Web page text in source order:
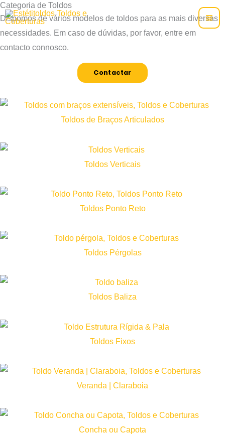
Skip
to
content
Categoria de Toldos
Dispomos de vários modelos de toldos para as mais diversas
necessidades. Em caso de dúvidas, por favor, entre em
contacto connosco.
Contactar
Toldos de Braços Articulados
Toldos Verticais
Toldos Ponto Reto
Toldos Pérgolas
Toldos Baliza
Toldos Fixos
Veranda | Claraboia
Concha ou Capota